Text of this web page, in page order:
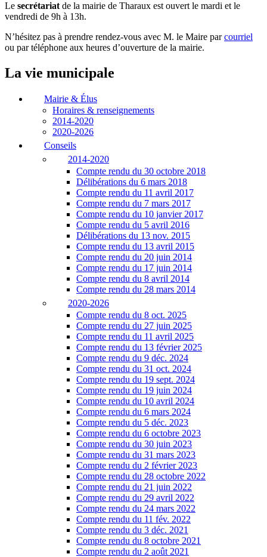
Le secrétariat de la mairie de Tharaux est ouvert le mardi et le
vendredi de 9h à 13h.
N’hésitez pas à prendre rendez-vous avec M. le Maire parcourriel
ou par téléphone aux heures d’ouverture de la mairie.
La vie municipale
Mairie & Élus
Horaires & renseignements
2014-2020
2020-2026
Conseils
2014-2020
Compte rendu du 30 octobre 2018
Délibérations du 6 mars 2018
Compte rendu du 11 avril 2017
Compte rendu du 7 mars 2017
Compte rendu du 10 janvier 2017
Compte rendu du 5 avril 2016
Délibérations du 13 nov. 2015
Compte rendu du 13 avril 2015
Compte rendu du 20 juin 2014
Compte rendu du 17 juin 2014
Compte rendu du 8 avril 2014
Compte rendu du 28 mars 2014
2020-2026
Compte rendu du 8 oct. 2025
Compte rendu du 27 juin 2025
Compte rendu du 11 avril 2025
Compte rendu du 13 février 2025
Compte rendu du 9 déc. 2024
Compte rendu du 31 oct. 2024
Compte rendu du 19 sept. 2024
Compte rendu du 19 juin 2024
Compte rendu du 10 avril 2024
Compte rendu du 6 mars 2024
Compte rendu du 5 déc. 2023
Compte rendu du 6 octobre 2023
Compte rendu du 30 juin 2023
Compte rendu du 31 mars 2023
Compte rendu du 2 février 2023
Compte rendu du 28 octobre 2022
Compte rendu du 21 juin 2022
Compte rendu du 29 avril 2022
Compte rendu du 24 mars 2022
Compte rendu du 11 fév. 2022
Compte rendu du 3 déc. 2021
Compte rendu du 8 octobre 2021
Compte rendu du 2 août 2021